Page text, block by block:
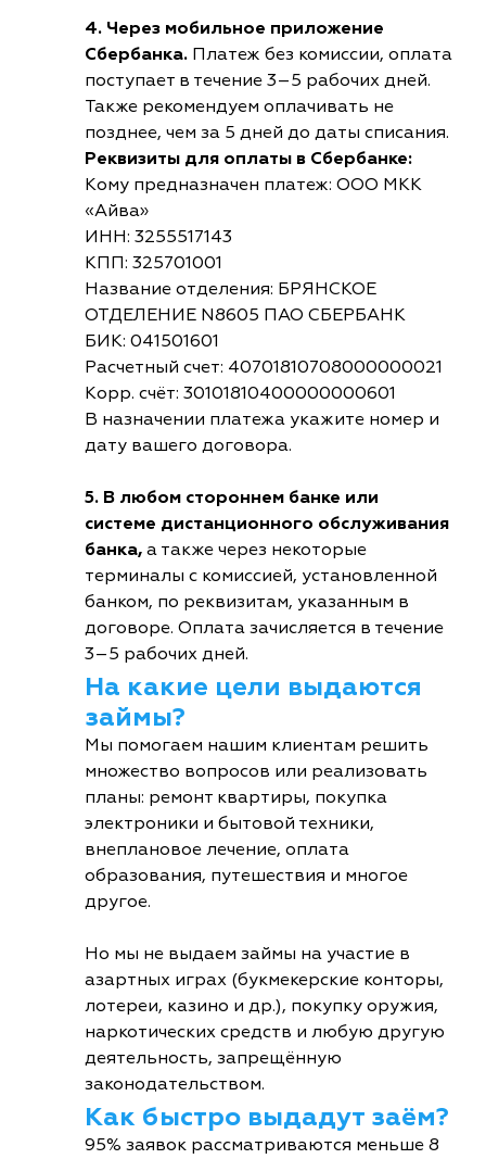
4. Через мобильное приложение
Сбербанка. Платеж без комиссии, оплата
поступает в течение 3–5 рабочих дней.
Также рекомендуем оплачивать не
позднее, чем за 5 дней до даты списания.
Реквизиты для оплаты в Сбербанке:
Кому предназначен платеж: ООО МКК
«Айва»
ИНН: 3255517143
КПП: 325701001
Название отделения: БРЯНСКОЕ
ОТДЕЛЕНИЕ N8605 ПАО СБЕРБАНК
БИК: 041501601
Расчетный счет: 40701810708000000021
Корр. счёт: 30101810400000000601
В назначении платежа укажите номер и
дату вашего договора.
5. В любом стороннем банке или
системе дистанционного обслуживания
банка, а также через некоторые
терминалы с комиссией, установленной
банком, по реквизитам, указанным в
договоре. Оплата зачисляется в течение
3–5 рабочих дней.
На какие цели выдаются
займы?
Мы помогаем нашим клиентам решить
множество вопросов или реализовать
планы: ремонт квартиры, покупка
электроники и бытовой техники,
внеплановое лечение, оплата
образования, путешествия и многое
другое.
Но мы не выдаем займы на участие в
азартных играх (букмекерские конторы,
лотереи, казино и др.), покупку оружия,
наркотических средств и любую другую
деятельность, запрещённую
законодательством.
Как быстро выдадут заём?
95% заявок рассматриваются меньше 8